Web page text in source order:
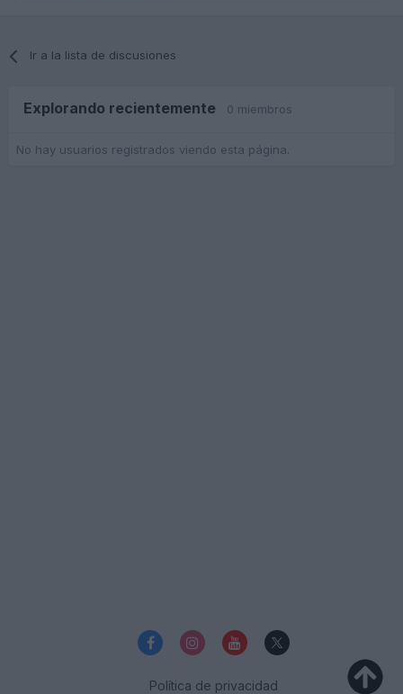
Ir a la lista de discusiones
Explorando recientemente 0 miembros
No hay usuarios registrados viendo esta página.
Política de privacidad